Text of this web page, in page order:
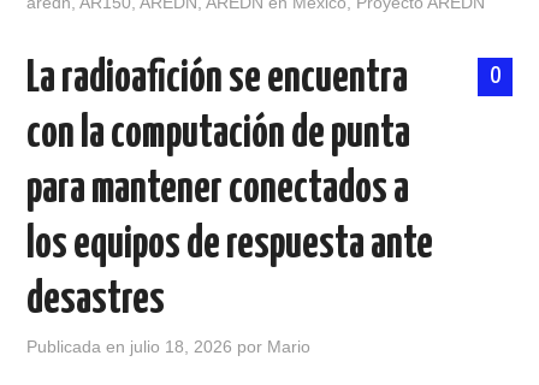
0
La radioafición se encuentra
con la computación de punta
para mantener conectados a
los equipos de respuesta ante
desastres
Publicada en julio 18, 2026 por Mario